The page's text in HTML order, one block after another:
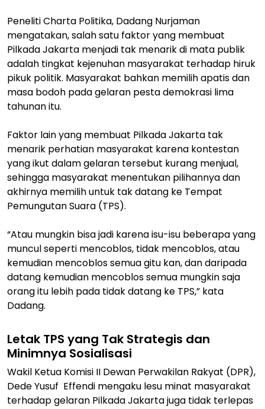
Peneliti Charta Politika, Dadang Nurjaman
mengatakan, salah satu faktor yang membuat
Pilkada Jakarta menjadi tak menarik di mata publik
adalah tingkat kejenuhan masyarakat terhadap hiruk
pikuk politik. Masyarakat bahkan memilih apatis dan
masa bodoh pada gelaran pesta demokrasi lima
tahunan itu.
Faktor lain yang membuat Pilkada Jakarta tak
menarik perhatian masyarakat karena kontestan
yang ikut dalam gelaran tersebut kurang menjual,
sehingga masyarakat menentukan pilihannya dan
akhirnya memilih untuk tak datang ke Tempat
Pemungutan Suara (TPS).
“Atau mungkin bisa jadi karena isu-isu beberapa yang
muncul seperti mencoblos, tidak mencoblos, atau
kemudian mencoblos semua gitu kan, dan daripada
datang kemudian mencoblos semua mungkin saja
orang itu lebih pada tidak datang ke TPS,” kata
Dadang.
Letak TPS yang Tak Strategis dan
Minimnya Sosialisasi
Wakil Ketua Komisi II Dewan Perwakilan Rakyat (DPR),
Dede Yusuf Effendi mengaku lesu minat masyarakat
terhadap gelaran Pilkada Jakarta juga tidak terlepas